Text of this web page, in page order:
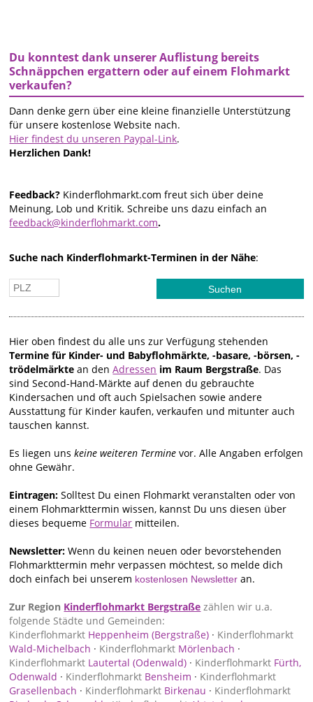
Du konntest dank unserer Auflistung bereits
Schnäppchen ergattern oder auf einem Flohmarkt
verkaufen?
Dann denke gern über eine kleine finanzielle Unterstützung
für unsere kostenlose Website nach.
Hier findest du unseren Paypal-Link.
Herzlichen Dank!
Feedback? Kinderflohmarkt.com freut sich über deine
Meinung, Lob und Kritik. Schreibe uns dazu einfach an
feedback@kinderflohmarkt.com.
Suche nach Kinderflohmarkt-Terminen in der Nähe:
Hier oben findest du alle uns zur Verfügung stehenden
Termine für Kinder- und Babyflohmärkte, -basare, -börsen, -
trödelmärkte an denAdressen im Raum Bergstraße. Das
sind Second-Hand-Märkte auf denen du gebrauchte
Kindersachen und oft auch Spielsachen sowie andere
Ausstattung für Kinder kaufen, verkaufen und mitunter auch
tauschen kannst.
Es liegen unskeine weiteren Termine vor. Alle Angaben erfolgen
ohne Gewähr.
Eintragen:Solltest Du einen Flohmarkt veranstalten oder von
einem Flohmarkttermin wissen, kannst Du uns diesen über
dieses bequeme Formular mitteilen.
Newsletter: Wenn du keinen neuen oder bevorstehenden
Flohmarkttermin mehr verpassen möchtest, so melde dich
doch einfach bei unserem kostenlosen Newsletter an.
Zur Region Kinderflohmarkt Bergstraße zählen wir u.a.
folgende Städte und Gemeinden:
Kinderflohmarkt Heppenheim (Bergstraße) · Kinderflohmarkt
Wald-Michelbach · Kinderflohmarkt Mörlenbach ·
Kinderflohmarkt Lautertal (Odenwald) · Kinderflohmarkt Fürth,
Odenwald · Kinderflohmarkt Bensheim · Kinderflohmarkt
Grasellenbach · Kinderflohmarkt Birkenau · Kinderflohmarkt